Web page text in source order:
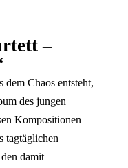
–
Chaos entsteht,
des jungen
Kompositionen
tagtäglichen
damit